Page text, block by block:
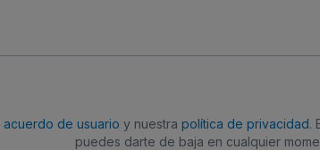
acuerdo de usuario y nuestra política de privacidad.
puedes darte de baja en cualquier